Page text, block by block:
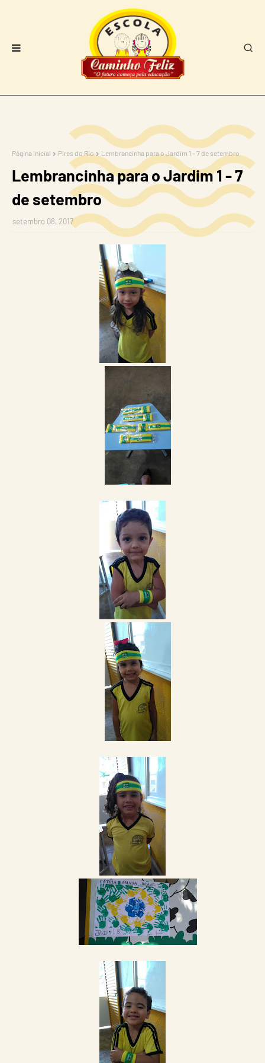
Página inicial Pires do Rio Lembrancinha para o Jardim 1 - 7 de setembro
Lembrancinha para o Jardim 1 - 7
de setembro
setembro 08, 2017